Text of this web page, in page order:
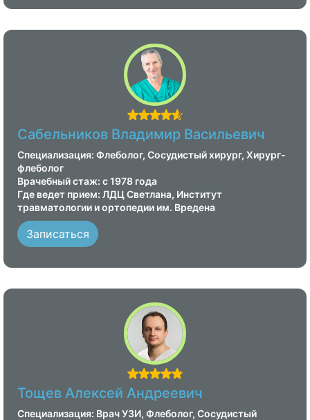
Сабельников Владимир Васильевич
Специализация: Флеболог, Сосудистый хирург, Хирург-
флеболог
Врачебный стаж: с 1978 года
Где ведет прием: ЛДЦ Светлана, Институт
травматологии и ортопедии им. Вредена
Записаться
Тощев Алексей Андреевич
Специализация: Врач УЗИ, Флеболог, Сосудистый